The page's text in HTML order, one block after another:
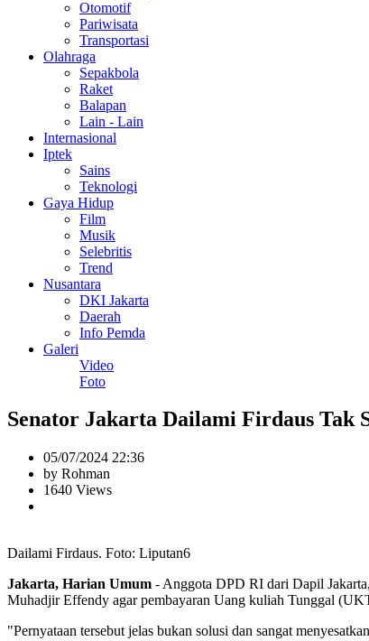
Otomotif
Pariwisata
Transportasi
Olahraga
Sepakbola
Raket
Balapan
Lain - Lain
Internasional
Iptek
Sains
Teknologi
Gaya Hidup
Film
Musik
Selebritis
Trend
Nusantara
DKI Jakarta
Daerah
Info Pemda
Galeri
Video
Foto
Senator Jakarta Dailami Firdaus Tak
05/07/2024 22:36
by Rohman
1640 Views
Dailami Firdaus. Foto: Liputan6
Jakarta, Harian Umum - Anggota DPD RI dari Dapil
Muhadjir Effendy agar pembayaran Uang kuliah Tunggal
"Pernyataan tersebut jelas bukan solusi dan sangat